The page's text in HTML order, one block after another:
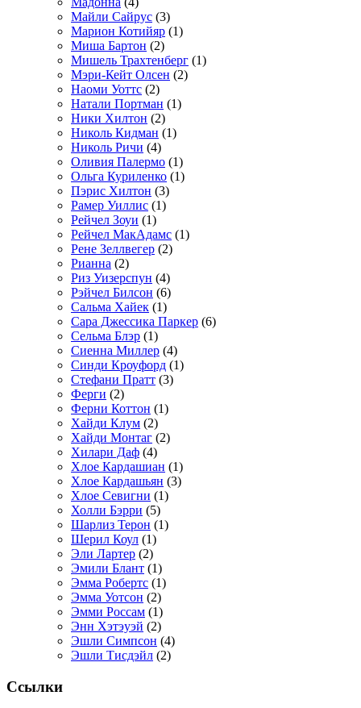
Майли Сайрус (3)
Марион Котийяр (1)
Миша Бартон (2)
Мишель Трахтенберг (1)
Мэри-Кейт Олсен (2)
Наоми Уоттс (2)
Натали Портман (1)
Ники Хилтон (2)
Николь Кидман (1)
Николь Ричи (4)
Оливия Палермо (1)
Ольга Куриленко (1)
Пэрис Хилтон (3)
Рамер Уиллис (1)
Рейчел Зоуи (1)
Рейчел МакАдамс (1)
Рене Зеллвегер (2)
Рианна (2)
Риз Уизерспун (4)
Рэйчел Билсон (6)
Сальма Хайек (1)
Сара Джессика Паркер (6)
Сельма Блэр (1)
Сиенна Миллер (4)
Синди Кроуфорд (1)
Стефани Пратт (3)
Ферги (2)
Ферни Коттон (1)
Хайди Клум (2)
Хайди Монтаг (2)
Хилари Даф (4)
Хлое Кардашиан (1)
Хлое Кардашьян (3)
Хлое Севигни (1)
Холли Бэрри (5)
Шарлиз Терон (1)
Шерил Коул (1)
Эли Лартер (2)
Эмили Блант (1)
Эмма Робертс (1)
Эмма Уотсон (2)
Эмми Россам (1)
Энн Хэтэуэй (2)
Эшли Симпсон (4)
Эшли Тисдэйл (2)
Ссылки